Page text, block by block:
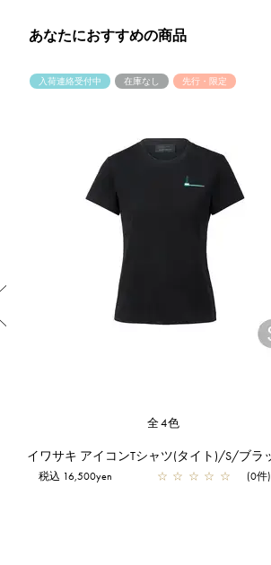
あなたにおすすめの商品
入荷連絡受付中 在庫なし 先行・限定
全4色
税込 16,500yen ☆ ☆ ☆ ☆ ☆ (0件)